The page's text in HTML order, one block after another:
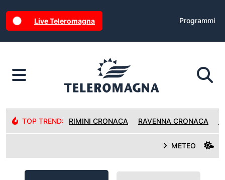
Live Teleromagna Programmi
TOP TREND: RIMINI CRONACA RAVENNA CRONACA
METEO